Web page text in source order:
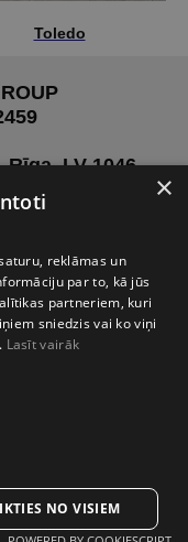
Toledo
LV-1046
ar mums, lai
×
reklāmas un
par to, kā jūs
partneriem, kuri
sniedzis vai ko viņi
Lasīt vairāk
NO VISIEM